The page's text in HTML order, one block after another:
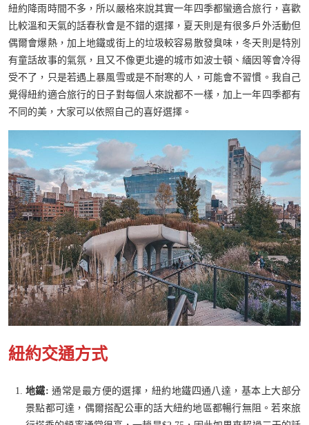
紐約降雨時間不多，所以嚴格來說其實一年四季都蠻適合旅行，喜歡
比較溫和天氣的話春秋會是不錯的選擇，夏天則是有很多戶外活動但
偶爾會爆熱，加上地鐵或街上的垃圾較容易散發臭味，冬天則是特別
有童話故事的氣氛，且又不像更北邊的城市如波士頓、緬因等會冷得
受不了，只是若遇上暴風雪或是不耐寒的人，可能會不習慣。我自己
覺得紐約適合旅行的日子對每個人來說都不一樣，加上一年四季都有
不同的美，大家可以依照自己的喜好選擇。
紐約交通方式
地鐵: 通常是最方便的選擇，紐約地鐵四通八達，基本上大部分
景點都可達，偶爾搭配公車的話大紐約地區都暢行無阻。若來旅